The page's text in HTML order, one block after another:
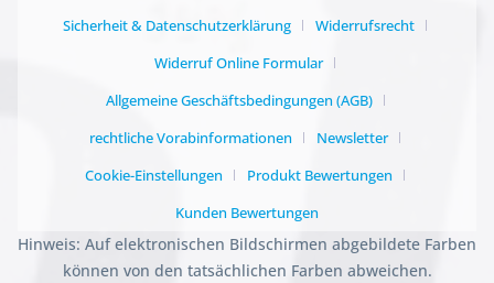
Sicherheit & Datenschutzerklärung
Widerrufsrecht
Widerruf Online Formular
Allgemeine Geschäftsbedingungen (AGB)
rechtliche Vorabinformationen
Newsletter
Cookie-Einstellungen
Produkt Bewertungen
Kunden Bewertungen
Hinweis: Auf elektronischen Bildschirmen abgebildete Farben
können von den tatsächlichen Farben abweichen.